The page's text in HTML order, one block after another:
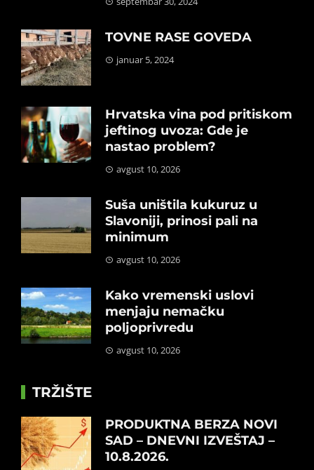
TOVNE RASE GOVEDA
januar 5, 2024
Hrvatska vina pod pritiskom
jeftinog uvoza: Gde je
nastao problem?
avgust 10, 2026
Suša uništila kukuruz u
Slavoniji, prinosi pali na
minimum
avgust 10, 2026
Kako vremenski uslovi
menjaju nemačku
poljoprivredu
avgust 10, 2026
TRŽIŠTE
PRODUKTNA BERZA NOVI
SAD – DNEVNI IZVEŠTAJ –
10.8.2026.